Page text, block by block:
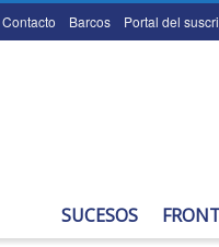
Contacto Barcos Portal del
SUCESOS